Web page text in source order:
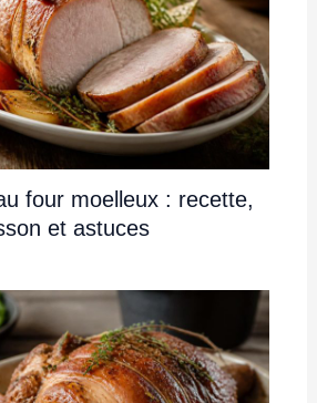
four moelleux : recette,
et astuces